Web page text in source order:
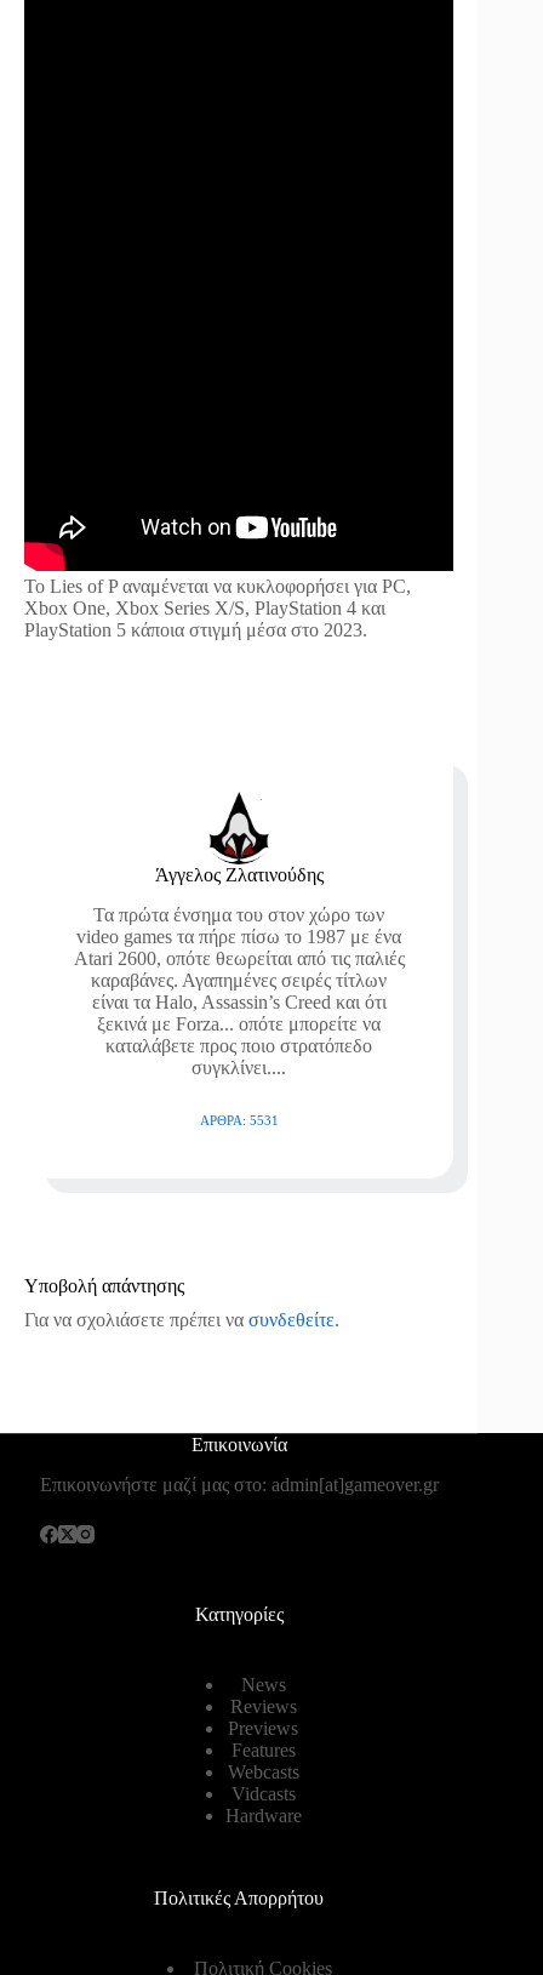
Το Lies of P αναμένεται να κυκλοφορήσει για PC,
Xbox One, Xbox Series X/S, PlayStation 4 και
PlayStation 5 κάποια στιγμή μέσα στο 2023.
Άγγελος Ζλατινούδης
Τα πρώτα ένσημα του στον χώρο των
video games τα πήρε πίσω το 1987 με ένα
Atari 2600, οπότε θεωρείται από τις παλιές
καραβάνες. Αγαπημένες σειρές τίτλων
είναι τα Halo, Assassin’s Creed και ότι
ξεκινά με Forza... οπότε μπορείτε να
καταλάβετε προς ποιο στρατόπεδο
συγκλίνει....
ΆΡΘΡΑ: 5531
Υποβολή απάντησης
Για να σχολιάσετε πρέπει να συνδεθείτε.
Επικοινωνία
Επικοινωνήστε μαζί μας στο: admin[at]gameover.gr
Κατηγορίες
News
Reviews
Previews
Features
Webcasts
Vidcasts
Hardware
Πολιτικές Απορρήτου
Πολιτική Cookies